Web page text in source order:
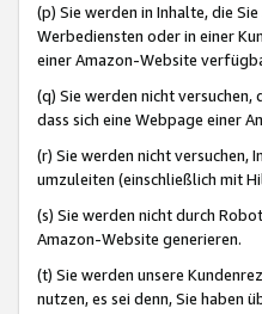
(p) Sie werden in Inhalte, die
Werbediensten oder in einer
einer Amazon-Website
(q) Sie werden nicht versuchen,
dass sich eine Webpage einer
(r) Sie werden nicht
umzuleiten (einschließlich mit
(s) Sie werden nicht durch
Amazon-Website generieren.
(t) Sie werden unsere
nutzen, es sei denn, Sie haben